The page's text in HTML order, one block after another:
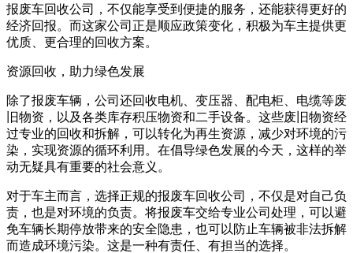
报废车回收公司，不仅能享受到便捷的服务，还能获得更好的
经济回报。而这家公司正是顺应政策变化，积极为车主提供更
优质、更合理的回收方案。
资源回收，助力绿色发展
除了报废车辆，公司还回收电机、变压器、配电柜、电缆等废
旧物资，以及各类库存积压物资和二手设备。这些废旧物资经
过专业的回收和拆解，可以转化为再生资源，减少对环境的污
染，实现资源的循环利用。在倡导绿色发展的今天，这样的举
动无疑具有重要的社会意义。
对于车主而言，选择正规的报废车回收公司，不仅是对自己负
责，也是对环境的负责。将报废车交给专业公司处理，可以避
免车辆长期停放带来的安全隐患，也可以防止车辆被非法拆解
而造成环境污染。这是一种有责任、有担当的选择。